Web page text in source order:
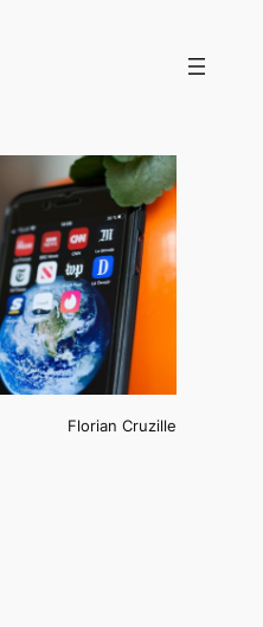
Florian Cruzille